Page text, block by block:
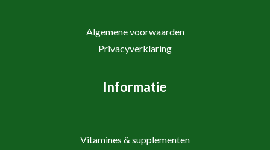
Algemene voorwaarden
Privacyverklaring
Informatie
Vitamines & supplementen